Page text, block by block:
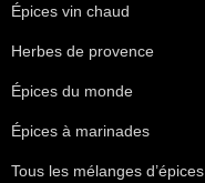
Épices vin chaud
Herbes de provence
Épices du monde
Épices à marinades
Tous les mélanges d’épices